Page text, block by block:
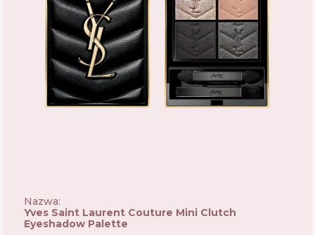
Nazwa:
Yves Saint Laurent Couture Mini Clutch
Eyeshadow Palette